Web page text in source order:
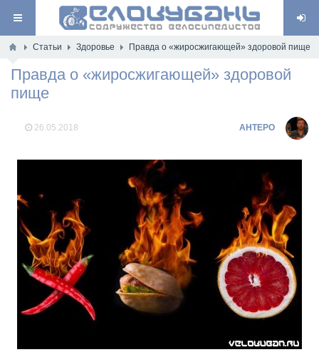
Статьи Здоровье Правда о «жиросжигающей» здоровой пище
Правда о «жиросжигающей» здоровой
пище
26.05.2018 AHTEPO